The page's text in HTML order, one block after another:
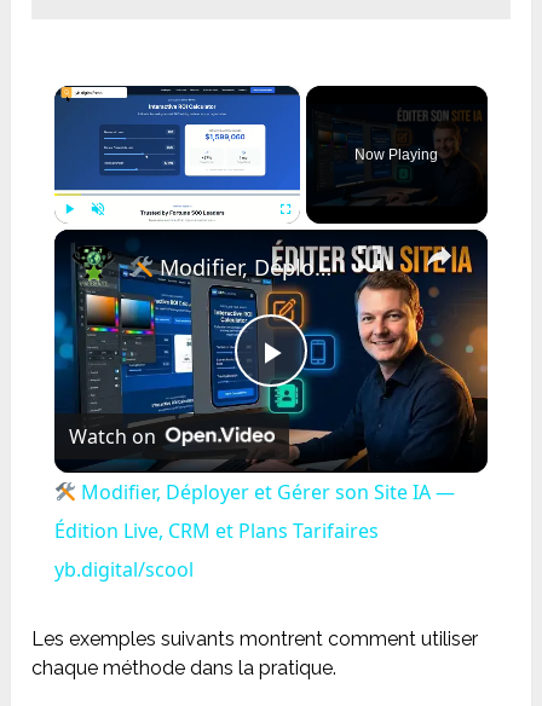
×
Now Playing
×
Play
Video
Modifier, Déployer et Gérer son Site IA — Édition Live, CRM et Plans Tarifaires yb.digital/scool
Watch on
Modifier, Déployer et Gérer son Site IA —
Édition Live, CRM et Plans Tarifaires
yb.digital/scool
Les exemples suivants montrent comment utiliser
chaque méthode dans la pratique.